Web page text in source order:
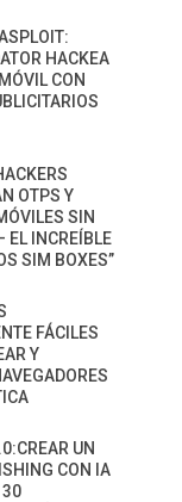
HACKEA
CON
OTPS Y
SIN
EL INCREÍBLE
SIM BOXES”
FÁCILES
Y
UN
CON IA
30